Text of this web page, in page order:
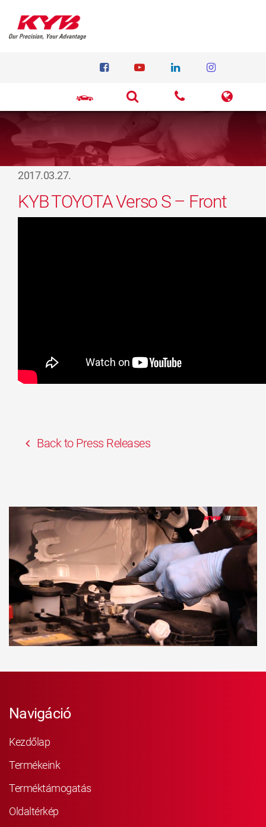
2017.03.27.
KYB TOYOTA Verso S – Front
Back to Press Releases
Navigáció
Kezdőlap
Termékeink
Terméktámogatás
Oldaltérkép